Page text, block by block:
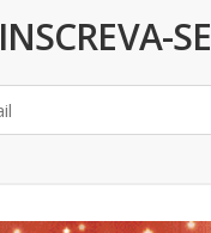
INSCREVA-SE